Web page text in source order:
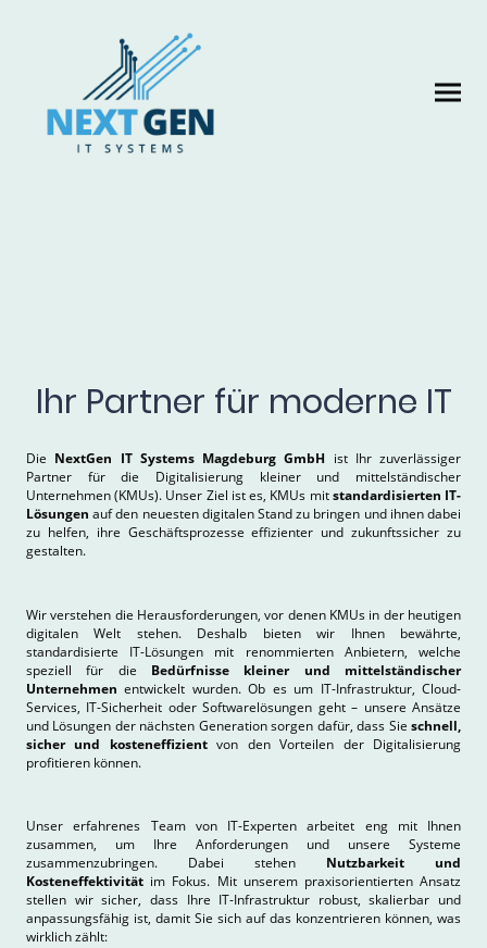
Ihr Partner für moderne IT
Die NextGen IT Systems Magdeburg GmbH ist Ihr zuverlässiger
Partner für die Digitalisierung kleiner und mittelständischer
Unternehmen (KMUs). Unser Ziel ist es, KMUs mitstandardisierten IT-
Lösungen auf den neuesten digitalen Stand zu bringen und ihnen dabei
zu helfen, ihre Geschäftsprozesse effizienter und zukunftssicher zu
gestalten.
Wir verstehen die Herausforderungen, vor denen KMUs in der heutigen
digitalen Welt stehen. Deshalb bieten wir Ihnen bewährte,
standardisierte IT-Lösungen mit renommierten Anbietern, welche
speziell für die Bedürfnisse kleiner und mittelständischer
Unternehmenentwickelt wurden. Ob es um IT-Infrastruktur, Cloud-
Services, IT-Sicherheit oder Softwarelösungen geht – unsere Ansätze
und Lösungen der nächsten Generation sorgen dafür, dass Sie schnell,
sicher und kosteneffizientvon den Vorteilen der Digitalisierung
profitieren können.
Unser erfahrenes Team von IT-Experten arbeitet eng mit Ihnen
zusammen, um Ihre Anforderungen und unsere Systeme
zusammenzubringen. Dabei stehen Nutzbarkeit und
Kosteneffektivität im Fokus. Mit unserem praxisorientierten Ansatz
stellen wir sicher, dass Ihre IT-Infrastruktur robust, skalierbar und
anpassungsfähig ist, damit Sie sich auf das konzentrieren können, was
wirklich zählt: